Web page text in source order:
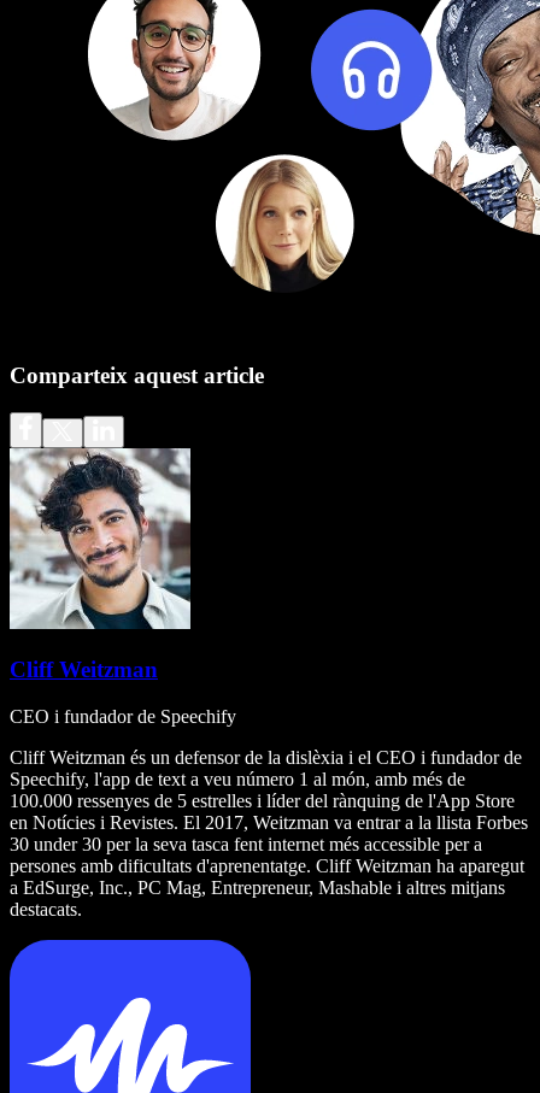
Comparteix aquest article
Cliff Weitzman
CEO i fundador de Speechify
Cliff Weitzman és un defensor de la dislèxia i el CEO i fundador de
Speechify, l'app de text a veu número 1 al món, amb més de
100.000 ressenyes de 5 estrelles i líder del rànquing de l'App Store
en Notícies i Revistes. El 2017, Weitzman va entrar a la llista Forbes
30 under 30 per la seva tasca fent internet més accessible per a
persones amb dificultats d'aprenentatge. Cliff Weitzman ha aparegut
a EdSurge, Inc., PC Mag, Entrepreneur, Mashable i altres mitjans
destacats.